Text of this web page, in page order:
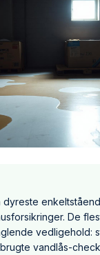
dyreste
De
vedligehold:
vandlås-